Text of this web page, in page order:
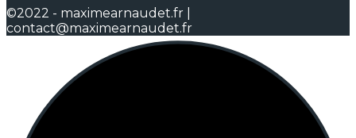
©2022 - maximearnaudet.fr |
contact@maximearnaudet.fr